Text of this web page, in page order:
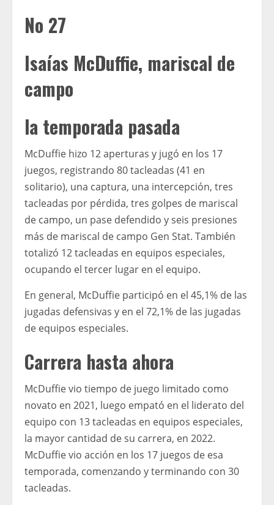
No 27
Isaías McDuffie, mariscal de
campo
la temporada pasada
McDuffie hizo 12 aperturas y jugó en los 17
juegos, registrando 80 tacleadas (41 en
solitario), una captura, una intercepción, tres
tacleadas por pérdida, tres golpes de mariscal
de campo, un pase defendido y seis presiones
más de mariscal de campo Gen Stat. También
totalizó 12 tacleadas en equipos especiales,
ocupando el tercer lugar en el equipo.
En general, McDuffie participó en el 45,1% de las
jugadas defensivas y en el 72,1% de las jugadas
de equipos especiales.
Carrera hasta ahora
McDuffie vio tiempo de juego limitado como
novato en 2021, luego empató en el liderato del
equipo con 13 tacleadas en equipos especiales,
la mayor cantidad de su carrera, en 2022.
McDuffie vio acción en los 17 juegos de esa
temporada, comenzando y terminando con 30
tacleadas.